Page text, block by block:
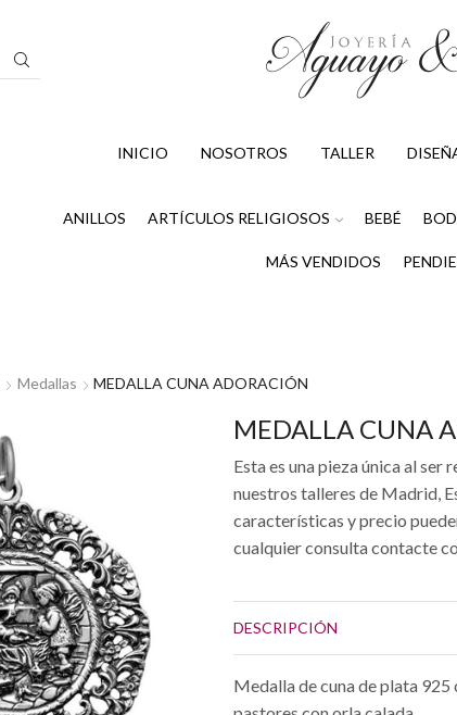
INICIO NOSOTROS TALLER
ANILLOS ARTÍCULOS RELIGIOSOS BEBÉ
MÁS VENDIDOS
Medallas MEDALLA CUNA ADORACIÓN
MEDALLA CUNA
Esta es una pieza única al ser
nuestros talleres de Madrid,
características y precio
cualquier consulta contacte
DESCRIPCIÓN
Medalla de cuna de plata 925